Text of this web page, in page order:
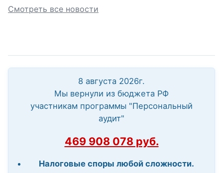
Смотреть все новости
8 августа 2026г.
Мы вернули из бюджета РФ
участникам программы "Персональный
аудит"
469 908 078 руб.
Налоговые споры любой сложности.